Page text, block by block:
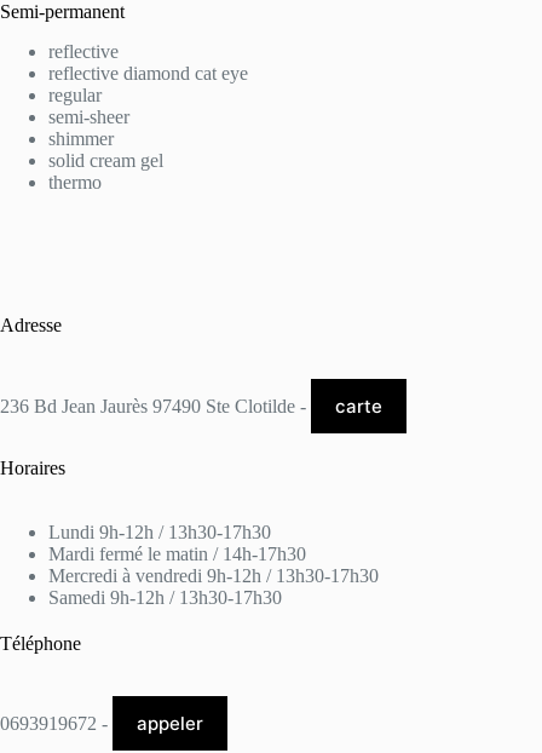
Semi-permanent
reflective
reflective diamond cat eye
regular
semi-sheer
shimmer
solid cream gel
thermo
Adresse
236 Bd Jean Jaurès 97490 Ste Clotilde - carte
Horaires
Lundi 9h-12h / 13h30-17h30
Mardi fermé le matin / 14h-17h30
Mercredi à vendredi 9h-12h / 13h30-17h30
Samedi 9h-12h / 13h30-17h30
Téléphone
0693919672 - appeler